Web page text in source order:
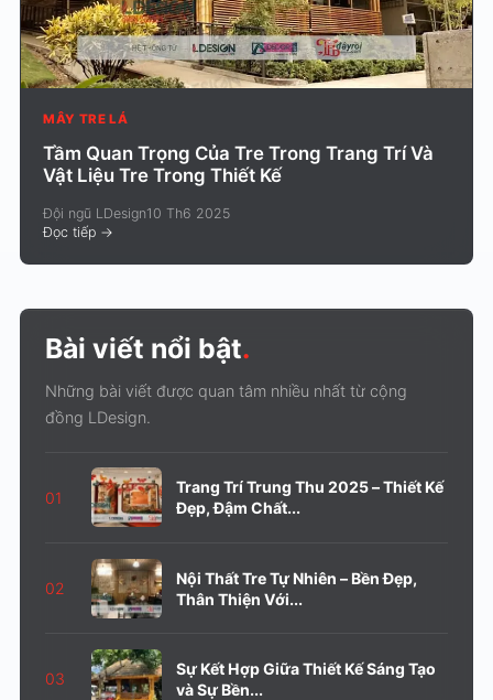
MÂY TRE LÁ
Tầm Quan Trọng Của Tre Trong Trang Trí Và
Vật Liệu Tre Trong Thiết Kế
Đội ngũ LDesign10 Th6 2025
Đọc tiếp ->
Bài viết nổi bật.
Những bài viết được quan tâm nhiều nhất từ cộng
đồng LDesign.
01
Trang Trí Trung Thu 2025 – Thiết Kế
Đẹp, Đậm Chất...
02
Nội Thất Tre Tự Nhiên – Bền Đẹp,
Thân Thiện Với...
03
Sự Kết Hợp Giữa Thiết Kế Sáng Tạo
và Sự Bền...